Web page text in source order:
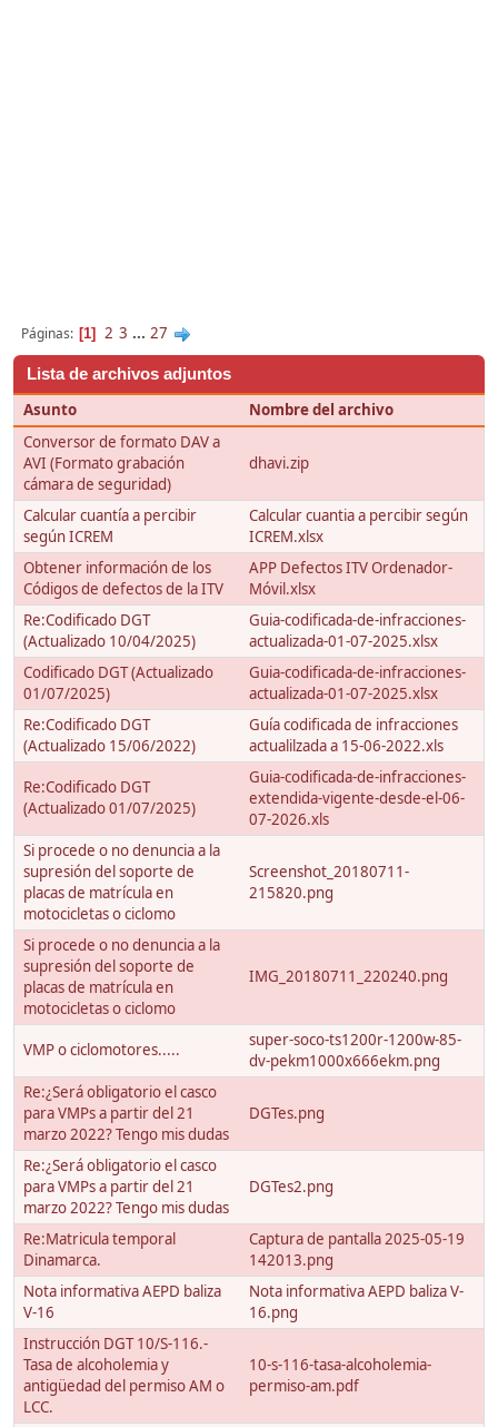
Páginas 1 2 3 ... 27
Lista de archivos adjuntos
Asunto
Nombre del archivo
Conversor de formato DAV a
AVI (Formato grabación
cámara de seguridad)
dhavi.zip
Calcular cuantía a percibir
según ICREM
Calcular cuantia a percibir según
ICREM.xlsx
Obtener información de los
Códigos de defectos de la ITV
APP Defectos ITV Ordenador-
Móvil.xlsx
Re:Codificado DGT
(Actualizado 10/04/2025)
Guia-codificada-de-infracciones-
actualizada-01-07-2025.xlsx
Codificado DGT (Actualizado
01/07/2025)
Guia-codificada-de-infracciones-
actualizada-01-07-2025.xlsx
Re:Codificado DGT
(Actualizado 15/06/2022)
Guía codificada de infracciones
actualilzada a 15-06-2022.xls
Re:Codificado DGT
(Actualizado 01/07/2025)
Guia-codificada-de-infracciones-
extendida-vigente-desde-el-06-
07-2026.xls
Si procede o no denuncia a la
supresión del soporte de
placas de matrícula en
motocicletas o ciclomo
Screenshot_20180711-
215820.png
Si procede o no denuncia a la
supresión del soporte de
placas de matrícula en
motocicletas o ciclomo
IMG_20180711_220240.png
VMP o ciclomotores.....
super-soco-ts1200r-1200w-85-
dv-pekm1000x666ekm.png
Re:¿Será obligatorio el casco
para VMPs a partir del 21
marzo 2022? Tengo mis dudas
DGTes.png
Re:¿Será obligatorio el casco
para VMPs a partir del 21
marzo 2022? Tengo mis dudas
DGTes2.png
Re:Matricula temporal
Dinamarca.
Captura de pantalla 2025-05-19
142013.png
Nota informativa AEPD baliza
V-16
Nota informativa AEPD baliza V-
16.png
Instrucción DGT 10/S-116.-
Tasa de alcoholemia y
antigüedad del permiso AM o
LCC.
10-s-116-tasa-alcoholemia-
permiso-am.pdf